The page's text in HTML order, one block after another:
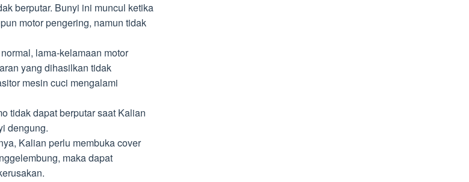
berputar. Bunyi ini muncul ketika
motor pengering, namun tidak
lama-kelamaan motor
yang dihasilkan tidak
mesin cuci mengalami
tidak dapat berputar saat Kalian
dengung.
Kalian perlu membuka cover
maka dapat